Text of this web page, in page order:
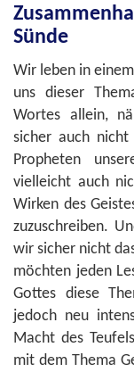
Sünde
Wir leben in
uns dieser
Wortes allein,
sicher auch
Propheten
vielleicht auch
Wirken des
zuzuschreiben.
wir sicher nicht
möchten jeden
Gottes diese
jedoch neu
Macht des
mit dem Thema